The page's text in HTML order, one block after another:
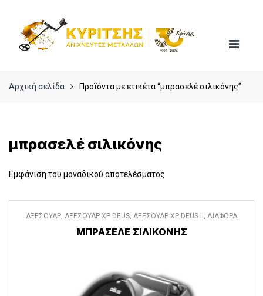
navigation
content
Αρχική σελίδα Προϊόντα με ετικέτα “μπρασελέ σιλικόνης”
μπρασελέ σιλικόνης
Εμφάνιση του μοναδικού αποτελέσματος
ΑΞΕΣΟΥΑΡ, ΑΞΕΣΟΥΑΡ XP DEUS, ΑΞΕΣΟΥΑΡ XP DEUS II , ΔΙΑΦΟΡΑ
ΜΠΡΑΣΕΛΕ ΣΙΛΙΚΟΝΗΣ